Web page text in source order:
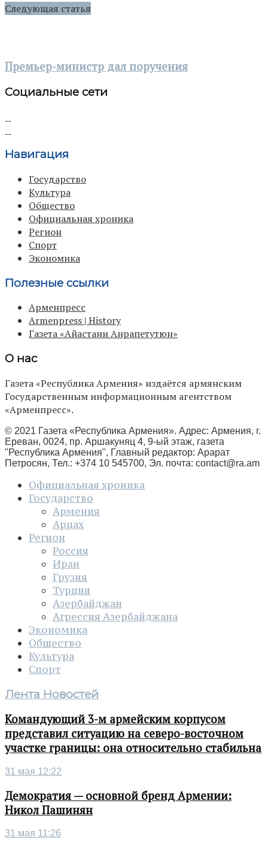
Следующая статья
Премьер-министр дал поручения
Социальные сети
Навигация
Государство
Культура
Общество
Официальная хроника
Регион
Спорт
Экономика
Полезные ссылки
Арменпресс
Armenpress | History
Газета «Айастани Анрапетутюн»
О нас
Газета «Республика Армения» издаётся армянским
Государственным информационным агентством
«Арменпресс».
© 2021 Газета «Республика Армения». Адрес: Армения, г.
Ереван, 0024, пр. Аршакуняц 4, 9-ый этаж, газета
"Республика Армения", Главный редактор: Арарат
Петросян, Тел.: +374 10 545700, Эл. почта: contact@ra.am
Официальная хроника
Государство
Армения
Арцах
Регион
Россия
Иран
Грузия
Турция
Азербайджан
Агрессия Азербайджана
Экономика
Общество
Культура
Спорт
Лента Новостей
Командующий 3-м армейским корпусом
представил ситуацию на северо-восточном
участке границы: она относительно стабильна
31 мая 12:22
Демократия — основной бренд Армении:
Никол Пашинян
31 мая 11:26